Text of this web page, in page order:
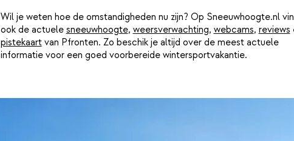
Wil je weten hoe de omstandigheden nu zijn? Op Sneeuwhoogte.nl
ook de actuele sneeuwhoogte, weersverwachting, webcams, reviews
pistekaartvan Pfronten. Zo beschik je altijd over de meest actuele
informatie voor een goed voorbereide wintersportvakantie.